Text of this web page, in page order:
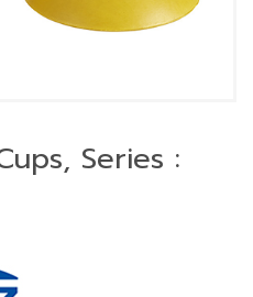
Series :